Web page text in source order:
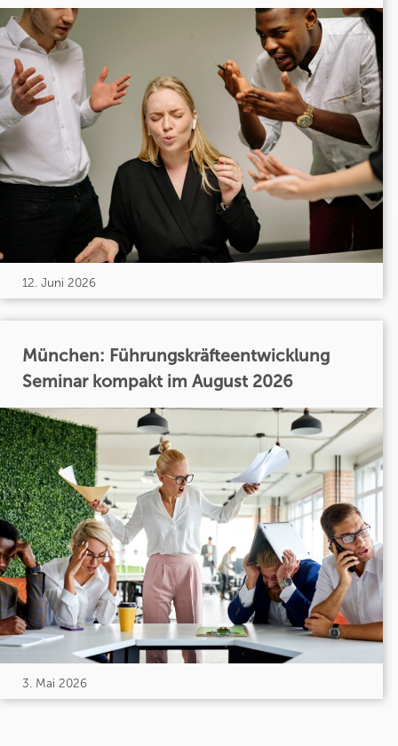
12. Juni 2026
München: Führungskräfteentwicklung
Seminar kompakt im August 2026
3. Mai 2026